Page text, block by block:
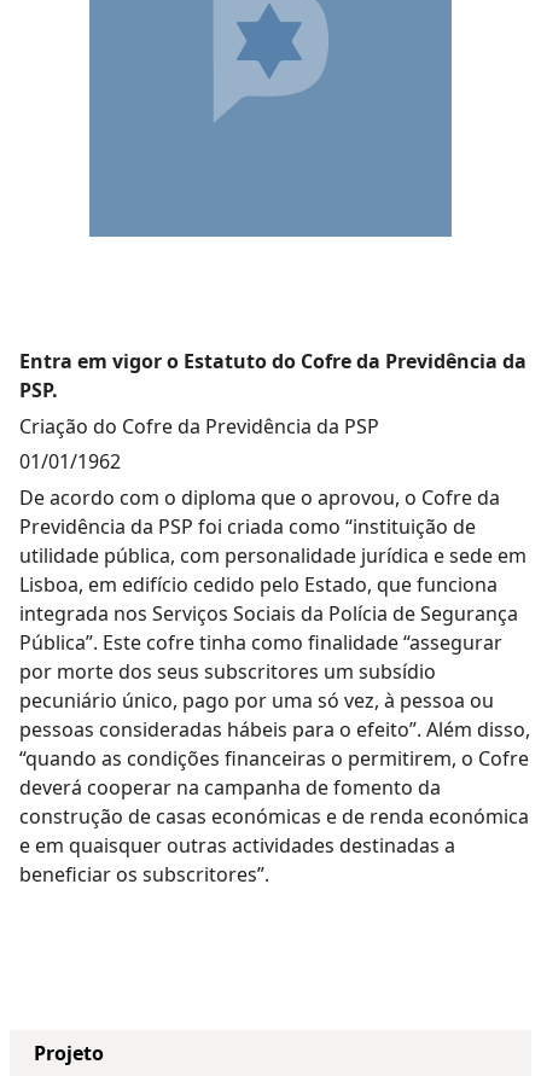
Entra em vigor o Estatuto do Cofre da Previdência da
PSP.
Criação do Cofre da Previdência da PSP
01/01/1962
De acordo com o diploma que o aprovou, o Cofre da
Previdência da PSP foi criada como “instituição de
utilidade pública, com personalidade jurídica e sede em
Lisboa, em edifício cedido pelo Estado, que funciona
integrada nos Serviços Sociais da Polícia de Segurança
Pública”. Este cofre tinha como finalidade “assegurar
por morte dos seus subscritores um subsídio
pecuniário único, pago por uma só vez, à pessoa ou
pessoas consideradas hábeis para o efeito”. Além disso,
“quando as condições financeiras o permitirem, o Cofre
deverá cooperar na campanha de fomento da
construção de casas económicas e de renda económica
e em quaisquer outras actividades destinadas a
beneficiar os subscritores”.
Projeto